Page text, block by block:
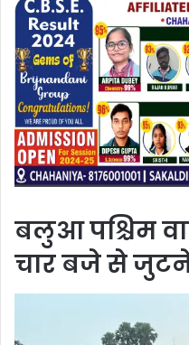
बलुआ पश्चिम
चार बजे से जुटने